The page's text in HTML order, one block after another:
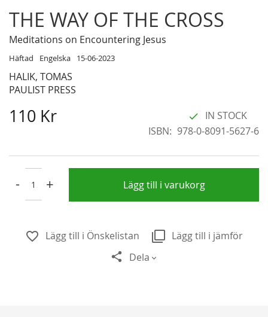
THE WAY OF THE CROSS
Meditations on Encountering Jesus
Häftad Engelska 15-06-2023
HALIK, TOMAS
PAULIST PRESS
110 Kr
IN STOCK
ISBN
978-0-8091-5627-6
- + Lägg till i varukorg
Lägg till i Önskelistan
Lägg till i jämför
Dela
Skip
to
the
of
the
images